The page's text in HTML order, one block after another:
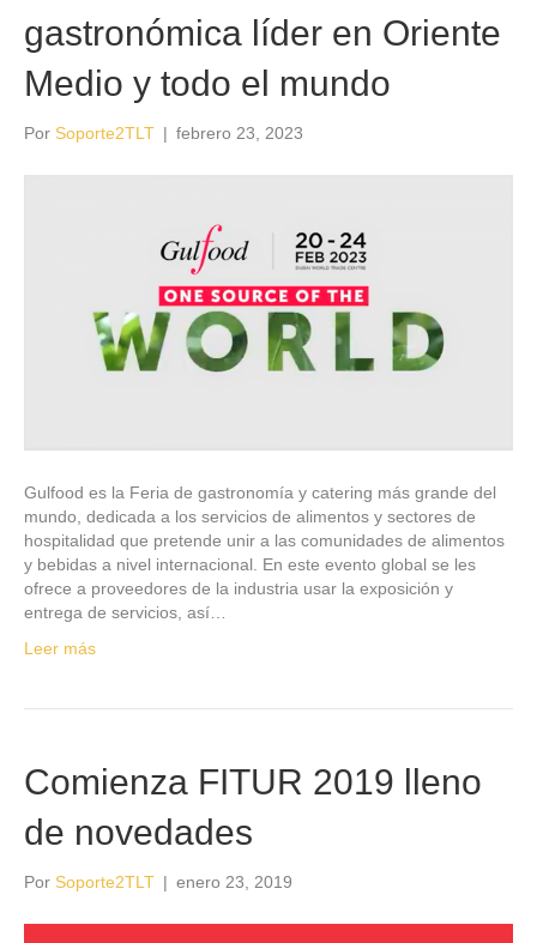
gastronómica líder en Oriente
Medio y todo el mundo
Por Soporte2TLT | febrero 23, 2023
Gulfood es la Feria de gastronomía y catering más grande del
mundo, dedicada a los servicios de alimentos y sectores de
hospitalidad que pretende unir a las comunidades de alimentos
y bebidas a nivel internacional. En este evento global se les
ofrece a proveedores de la industria usar la exposición y
entrega de servicios, así…
Leer más
Comienza FITUR 2019 lleno
de novedades
Por Soporte2TLT | enero 23, 2019